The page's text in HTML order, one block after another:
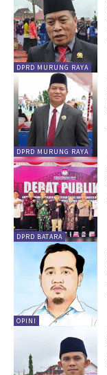
DPRD MURUNG RAYA
DPRD MURUNG RAYA
DPRD BATARA
OPINI